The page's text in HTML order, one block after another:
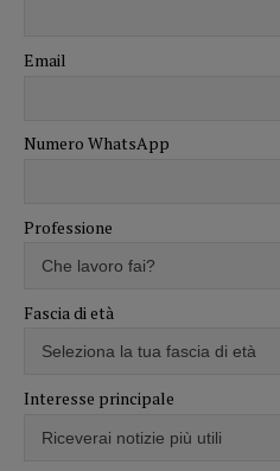
Email
Numero WhatsApp
Professione
Fascia di età
Interesse principale